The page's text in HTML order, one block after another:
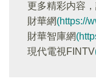
更多精彩内容，
財華網(https://
財華智庫網
現代電視FINTV